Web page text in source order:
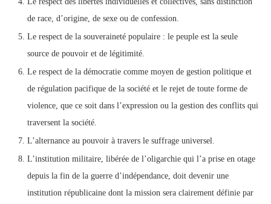
de race, d’origine, de sexe ou de confession.
Le respect de la souveraineté populaire : le peuple est la seule
source de pouvoir et de légitimité.
Le respect de la démocratie comme moyen de gestion politique et
de régulation pacifique de la société et le rejet de toute forme de
violence, que ce soit dans l’expression ou la gestion des conflits qui
traversent la société.
L’alternance au pouvoir à travers le suffrage universel.
L’institution militaire, libérée de l’oligarchie qui l’a prise en otage
depuis la fin de la guerre d’indépendance, doit devenir une
institution républicaine dont la mission sera clairement définie par